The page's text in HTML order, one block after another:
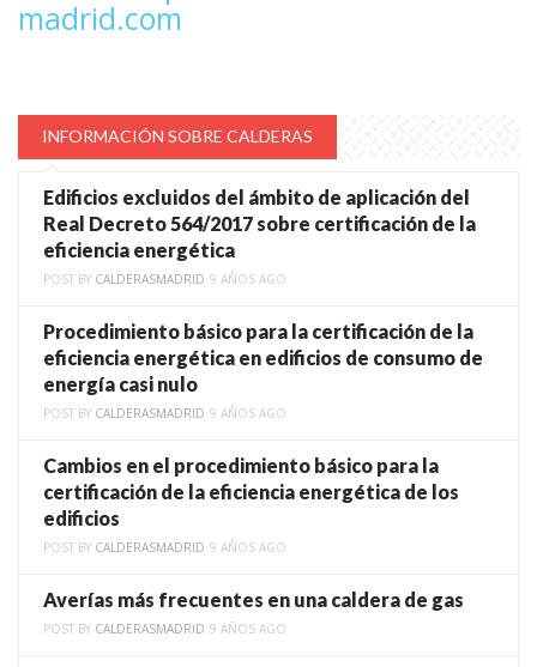
madrid.com
INFORMACIÓN SOBRE CALDERAS
Edificios excluidos del ámbito de aplicación del
Real Decreto 564/2017 sobre certificación de la
eficiencia energética
POST BY CALDERASMADRID 9 AÑOS AGO
Procedimiento básico para la certificación de la
eficiencia energética en edificios de consumo de
energía casi nulo
POST BY CALDERASMADRID 9 AÑOS AGO
Cambios en el procedimiento básico para la
certificación de la eficiencia energética de los
edificios
POST BY CALDERASMADRID 9 AÑOS AGO
Averías más frecuentes en una caldera de gas
POST BY CALDERASMADRID 9 AÑOS AGO